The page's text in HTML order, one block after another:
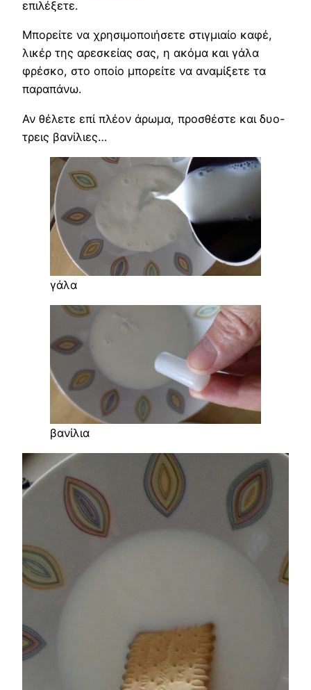
επιλέξετε.
Μπορείτε να χρησιμοποιήσετε στιγμιαίο καφέ,
λικέρ της αρεσκείας σας, η ακόμα και γάλα
φρέσκο, στο οποίο μπορείτε να αναμίξετε τα
παραπάνω.
Αν θέλετε επί πλέον άρωμα, προσθέστε και δυο-
τρεις βανίλιες…
γάλα
βανίλια